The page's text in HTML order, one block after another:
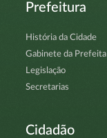
Prefeitura
História da Cidade
Gabinete da Prefeita
Legislação
Secretarias
Cidadão